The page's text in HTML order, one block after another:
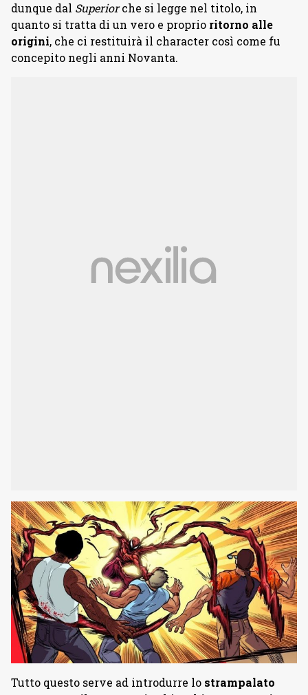
dunque dal Superiorche si legge nel titolo, in
quanto si tratta di un vero e proprio ritorno alle
origini, che ci restituirà il character così come fu
concepito negli anni Novanta.
Tutto questo serve ad introdurre lo strampalato